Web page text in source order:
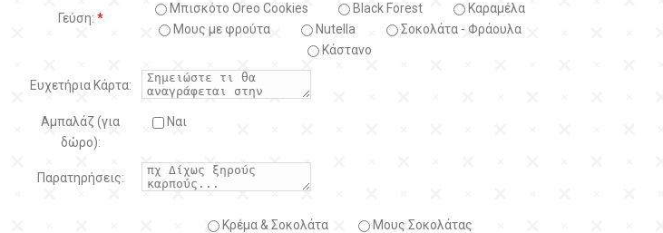
Γεύση: *
Μπισκότο Oreo Cookies
Black Forest
Kαραμέλα
Μους με φρούτα
Nutella
Σοκολάτα - Φράουλα
Κάστανο
Ευχετήρια Κάρτα:
Αμπαλάζ (για
δώρο):
Ναι
Παρατηρήσεις:
Κρέμα & Σοκολάτα
Μους Σοκολάτας